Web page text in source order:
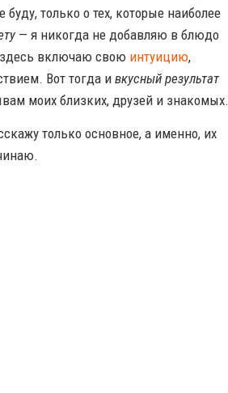
только о тех, которые наиболее
— я никогда не добавляю в блюдо
включаю свою интуицию,
Вот тогда и вкусный результат
моих близких, друзей и знакомых.
только основное, а именно, их